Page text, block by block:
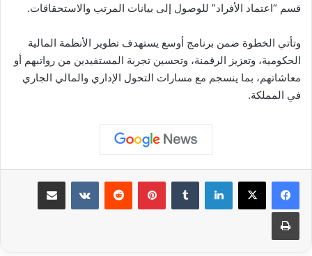
قسم “اعتماد الأفراد” للوصول إلى بيانات المرتب والاستحقاقات.
وتأتي الخطوة ضمن برنامج أوسع يستهدف تطوير الأنظمة المالية
الحكومية، وتعزيز الرقمنة، وتحسين تجربة المستفيدين من رواتبهم أو
معاشاتهم، بما ينسجم مع مسارات التحول الإداري والمالي الجاري
في المملكة.
لينكدإن بينتيريست مشاركة عبر البريد
طباعة